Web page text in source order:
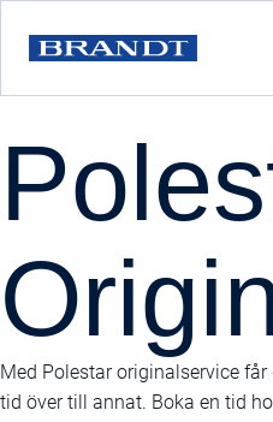
Med Polestar originalservice
tid över till annat. Boka en tid